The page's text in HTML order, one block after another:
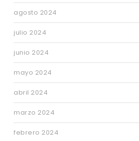
agosto 2024
julio 2024
junio 2024
mayo 2024
abril 2024
marzo 2024
febrero 2024